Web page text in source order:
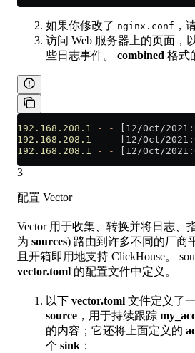
如果你修改了 nginx.conf ，
访问 Web 服务器上的页面，
些日志事件。 combined 格式
192.168.208.1 - - [12/Oct/
192.168.208.1
- - [12/Oct/
192.168.208.1
- - [12/Oct/
3
配置 Vector
Vector 用于收集、转换并将日志、
为 sources) 路由到许多不同的厂商
且开箱即用地支持 ClickHouse。
vector.toml 的配置文件中定义。
以下 vector.toml 文件定义了
source ，用于持续跟踪
的内容；它还将上面定义的
个 sink ：